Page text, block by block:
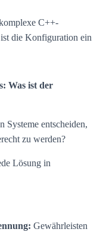
C++-
die Konfiguration ein
Was ist der
Systeme entscheiden,
zu werden?
Lösung in
Gewährleisten